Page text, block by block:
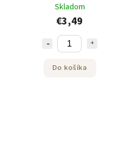
Skladom
€3,49
Do košíka